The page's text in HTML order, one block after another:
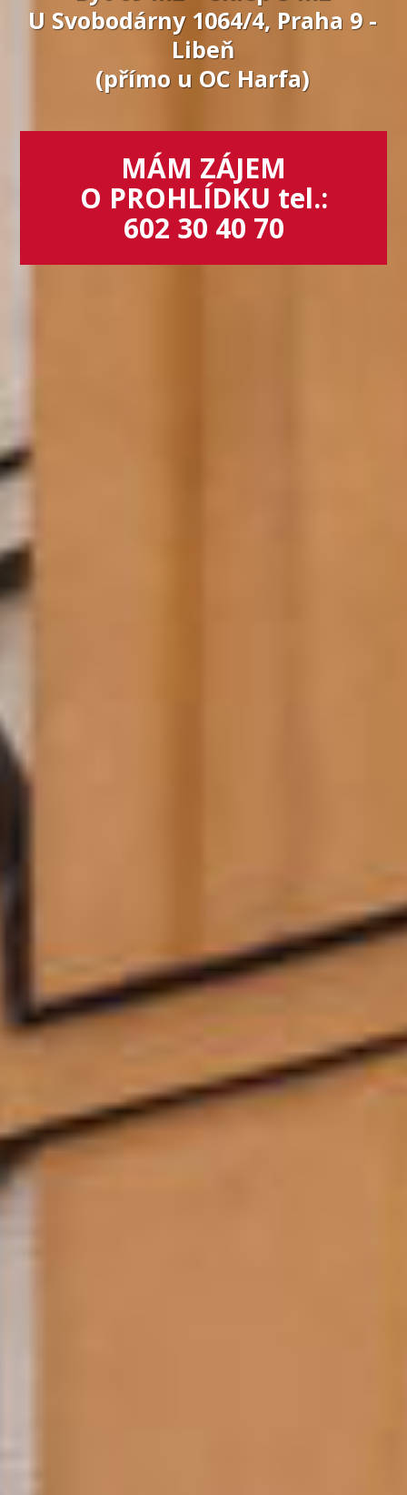
U Svobodárny 1064/4, Praha 9 -
Libeň
(přímo u OC Harfa)
MÁM ZÁJEM
O PROHLÍDKU tel.:
602 30 40 70